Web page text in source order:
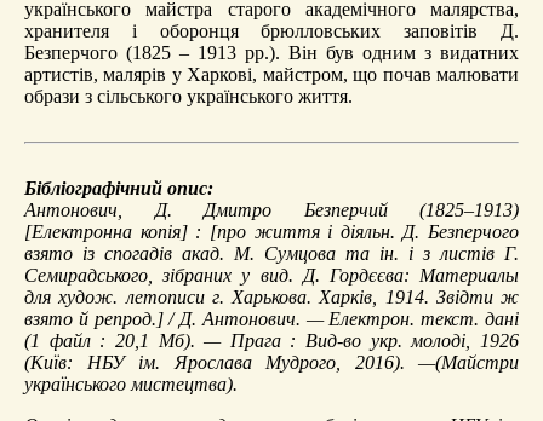
українського майстра старого академічного малярства,
хранителя і оборонця брюлловських заповітів Д.
Безперчого (1825 – 1913 рр.). Він був одним з видатних
артистів, малярів у Харкові, майстром, що почав малювати
образи з сільського українського життя.
Бібліографічний опис:
Антонович, Д. Дмитро Безперчий (1825–1913)
[Електронна копія] : [про життя і діяльн. Д. Безперчого
взято із спогадів акад. М. Сумцова та ін. і з листів Г.
Семирадського, зібраних у вид. Д. Гордєєва: Материалы
для худож. летописи г. Харькова. Харків, 1914. Звідти ж
взято й репрод.] / Д. Антонович. — Електрон. текст. дані
(1 файл : 20,1 Мб). — Прага : Вид-во укр. молоді, 1926
(Київ: НБУ ім. Ярослава Мудрого, 2016). —(Майстри
українського мистецтва).